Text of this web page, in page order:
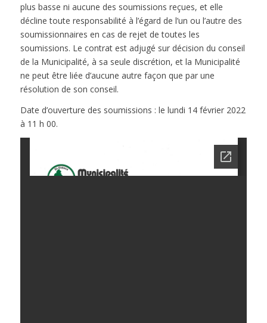
plus basse ni aucune des soumissions reçues, et elle
décline toute responsabilité à l’égard de l’un ou l’autre des
soumissionnaires en cas de rejet de toutes les
soumissions. Le contrat est adjugé sur décision du conseil
de la Municipalité, à sa seule discrétion, et la Municipalité
ne peut être liée d’aucune autre façon que par une
résolution de son conseil.
Date d’ouverture des soumissions : le lundi 14 février 2022
à 11 h 00.